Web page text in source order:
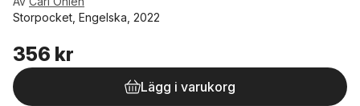
Storpocket, Engelska, 2022
356 kr
Lägg i varukorg